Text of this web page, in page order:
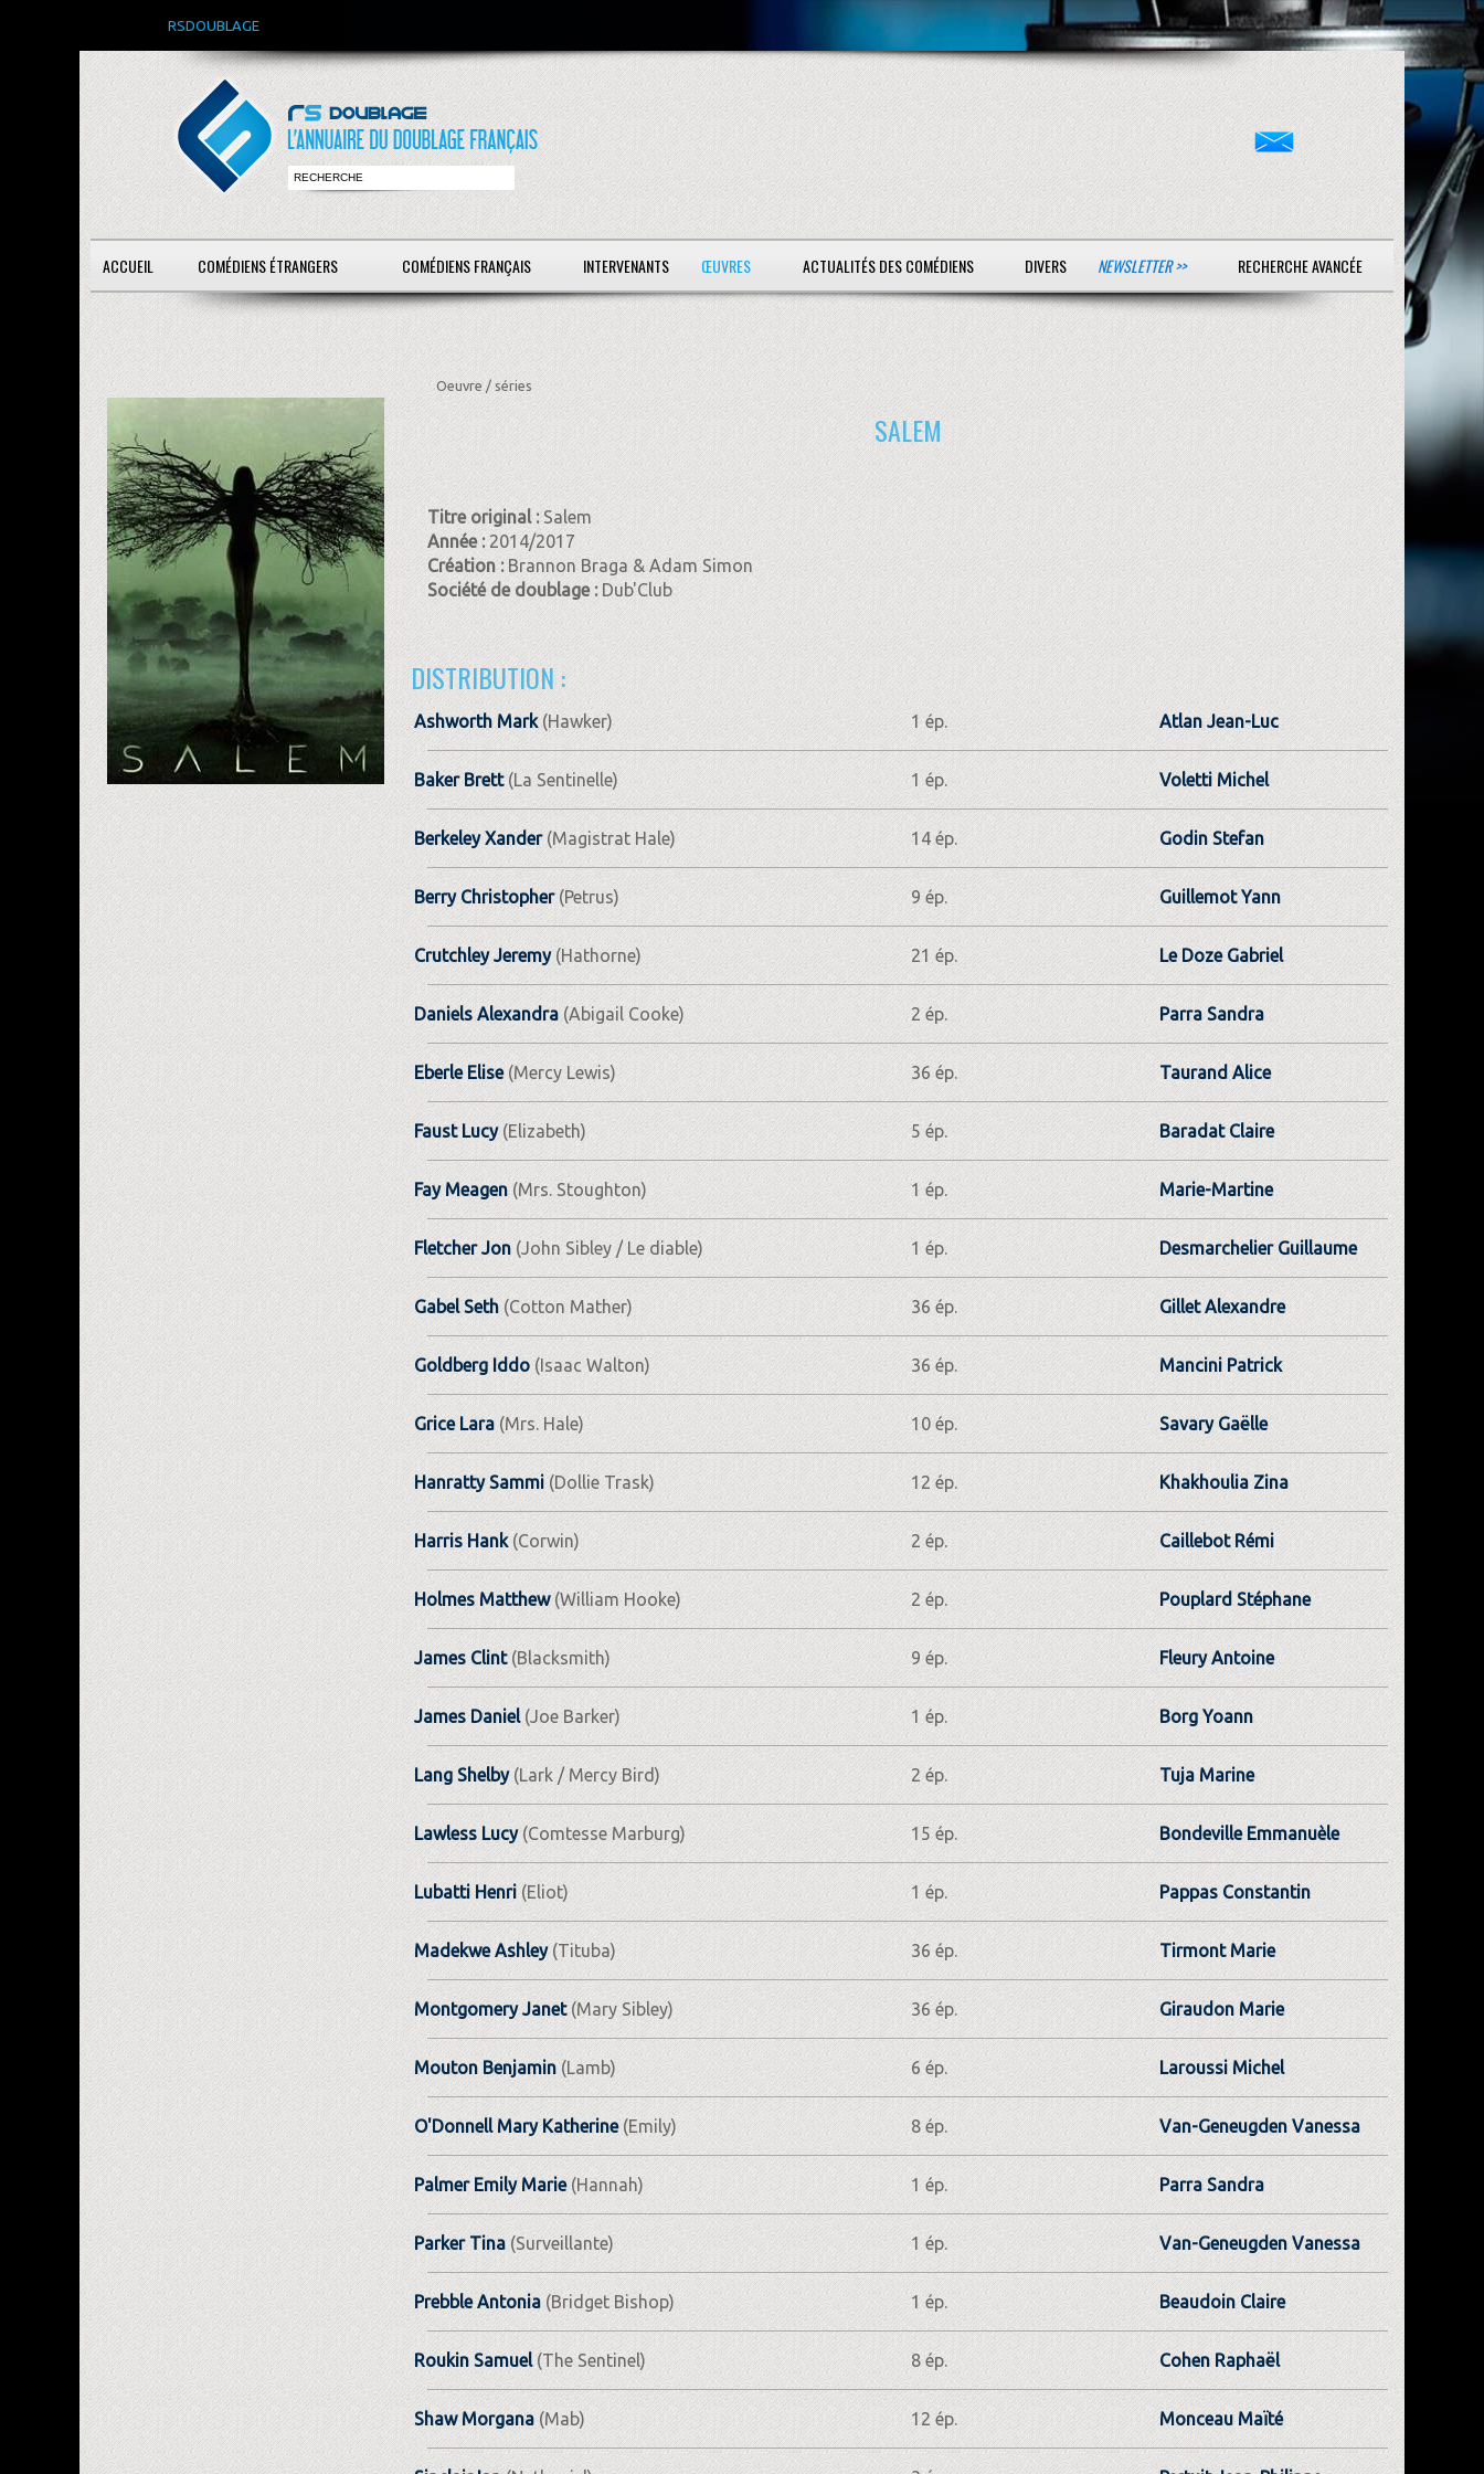
RSDOUBLAGE
ACCUEIL COMÉDIENS ÉTRANGERS COMÉDIENS FRANÇAIS INTERVENANTS ŒUVRES ACTUALITÉS DES COMÉDIENS DIVERS NEWSLETTER >> RECHERCHE AVANCÉE
Oeuvre / séries
SALEM
Titre original :Salem
Année :2014/2017
Création :Brannon Braga & Adam Simon
Société de doublage :Dub'Club
DISTRIBUTION :
Ashworth Mark(Hawker) 1 ép. Atlan Jean-Luc
Baker Brett(La Sentinelle) 1 ép. Voletti Michel
Berkeley Xander(Magistrat Hale) 14 ép. Godin Stefan
Berry Christopher(Petrus) 9 ép. Guillemot Yann
Crutchley Jeremy(Hathorne) 21 ép. Le Doze Gabriel
Daniels Alexandra (Abigail Cooke) 2 ép. Parra Sandra
Eberle Elise(Mercy Lewis) 36 ép. Taurand Alice
Faust Lucy(Elizabeth) 5 ép. Baradat Claire
Fay Meagen(Mrs. Stoughton) 1 ép. Marie-Martine
Fletcher Jon(John Sibley / Le diable) 1 ép. Desmarchelier Guillaume
Gabel Seth (Cotton Mather) 36 ép. Gillet Alexandre
Goldberg Iddo(Isaac Walton) 36 ép. Mancini Patrick
Grice Lara (Mrs. Hale) 10 ép. Savary Gaëlle
Hanratty Sammi(Dollie Trask) 12 ép. Khakhoulia Zina
Harris Hank(Corwin) 2 ép. Caillebot Rémi
Holmes Matthew(William Hooke) 2 ép. Pouplard Stéphane
James Clint(Blacksmith) 9 ép. Fleury Antoine
James Daniel (Joe Barker) 1 ép. Borg Yoann
Lang Shelby(Lark / Mercy Bird) 2 ép. Tuja Marine
Lawless Lucy(Comtesse Marburg) 15 ép. Bondeville Emmanuèle
Lubatti Henri (Eliot) 1 ép. Pappas Constantin
Madekwe Ashley(Tituba) 36 ép. Tirmont Marie
Montgomery Janet(Mary Sibley) 36 ép. Giraudon Marie
Mouton Benjamin(Lamb) 6 ép. Laroussi Michel
O'Donnell Mary Katherine(Emily) 8 ép. Van-Geneugden Vanessa
Palmer Emily Marie(Hannah) 1 ép. Parra Sandra
Parker Tina(Surveillante) 1 ép. Van-Geneugden Vanessa
Prebble Antonia (Bridget Bishop) 1 ép. Beaudoin Claire
Roukin Samuel(The Sentinel) 8 ép. Cohen Raphaël
Shaw Morgana (Mab) 12 ép. Monceau Maïté